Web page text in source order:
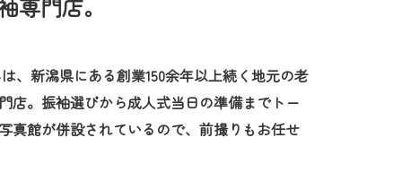
専門店。
、新潟県にある創業150余年以上続く地元の老
店。振袖選びから成人式当日の準備までトー
真館が併設されているので、前撮りもお任せ